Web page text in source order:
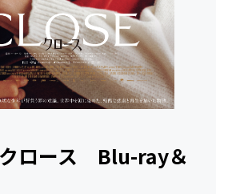
クロース Blu-ray＆